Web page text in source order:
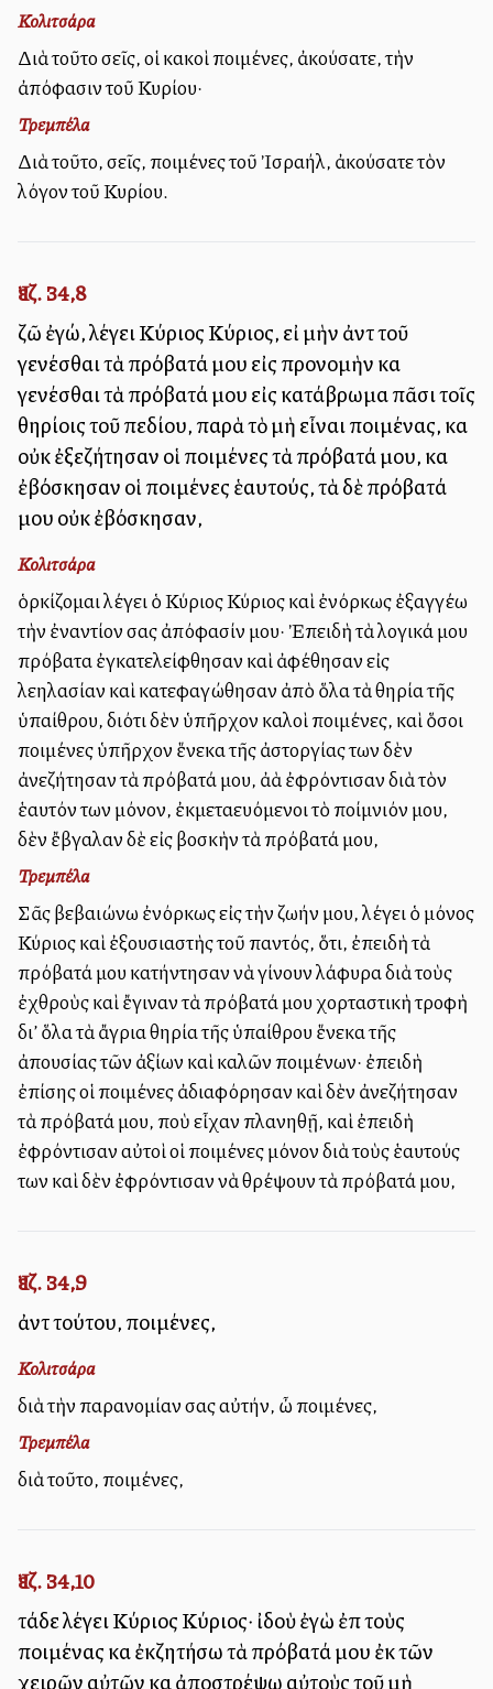
Κολιτσάρα
Διὰ τοῦτο σεῖς, οἱ κακοὶ ποιμένες, ἀκούσατε, τὴν
ἀπόφασιν τοῦ Κυρίου·
Τρεμπέλα
Διὰ τοῦτο, σεῖς, ποιμένες τοῦ Ἰσραήλ, ἀκούσατε τὸν
λόγον τοῦ Κυρίου.
Ἰεζ. 34,8
ζῶ ἐγώ, λέγει Κύριος Κύριος, εἰ μὴν ἀντὶ τοῦ
γενέσθαι τὰ πρόβατά μου εἰς προνομὴν καὶ
γενέσθαι τὰ πρόβατά μου εἰς κατάβρωμα πᾶσι τοῖς
θηρίοις τοῦ πεδίου, παρὰ τὸ μὴ εἶναι ποιμένας, καὶ
οὐκ ἐξεζήτησαν οἱ ποιμένες τὰ πρόβατά μου, καὶ
ἐβόσκησαν οἱ ποιμένες ἑαυτούς, τὰ δὲ πρόβατά
μου οὐκ ἐβόσκησαν,
Κολιτσάρα
ὁρκίζομαι λέγει ὁ Κύριος Κύριος καὶ ἐνόρκως ἐξαγγέλλω
τὴν ἐναντίον σας ἀπόφασίν μου· Ἐπειδὴ τὰ λογικά μου
πρόβατα ἐγκατελείφθησαν καὶ ἀφέθησαν εἰς
λεηλασίαν καὶ κατεφαγώθησαν ἀπὸ ὅλα τὰ θηρία τῆς
ὑπαίθρου, διότι δὲν ὑπῆρχον καλοὶ ποιμένες, καὶ ὅσοι
ποιμένες ὑπῆρχον ἕνεκα τῆς ἀστοργίας των δὲν
ἀνεζήτησαν τὰ πρόβατά μου, ἀλλὰ ἐφρόντισαν διὰ τὸν
ἑαυτόν των μόνον, ἐκμεταλλευόμενοι τὸ ποίμνιόν μου,
δὲν ἔβγαλαν δὲ εἰς βοσκὴν τὰ πρόβατά μου,
Τρεμπέλα
Σᾶς βεβαιώνω ἐνόρκως εἰς τὴν ζωήν μου, λέγει ὁ μόνος
Κύριος καὶ ἐξουσιαστὴς τοῦ παντός, ὅτι, ἐπειδὴ τὰ
πρόβατά μου κατήντησαν νὰ γίνουν λάφυρα διὰ τοὺς
ἐχθροὺς καὶ ἔγιναν τὰ πρόβατά μου χορταστικὴ τροφὴ
δι’ ὅλα τὰ ἄγρια θηρία τῆς ὑπαίθρου ἕνεκα τῆς
ἀπουσίας τῶν ἀξίων καὶ καλῶν ποιμένων· ἐπειδὴ
ἐπίσης οἱ ποιμένες ἀδιαφόρησαν καὶ δὲν ἀνεζήτησαν
τὰ πρόβατά μου, ποὺ εἶχαν πλανηθῇ, καὶ ἐπειδὴ
ἐφρόντισαν αὐτοὶ οἱ ποιμένες μόνον διὰ τοὺς ἑαυτούς
των καὶ δὲν ἐφρόντισαν νὰ θρέψουν τὰ πρόβατά μου,
Ἰεζ. 34,9
ἀντὶ τούτου, ποιμένες,
Κολιτσάρα
διὰ τὴν παρανομίαν σας αὐτήν, ὦ ποιμένες,
Τρεμπέλα
διὰ τοῦτο, ποιμένες,
Ἰεζ. 34,10
τάδε λέγει Κύριος Κύριος· ἰδοὺ ἐγὼ ἐπὶ τοὺς
ποιμένας καὶ ἐκζητήσω τὰ πρόβατά μου ἐκ τῶν
χειρῶν αὐτῶν καὶ ἀποστρέψω αὐτοὺς τοῦ μὴ